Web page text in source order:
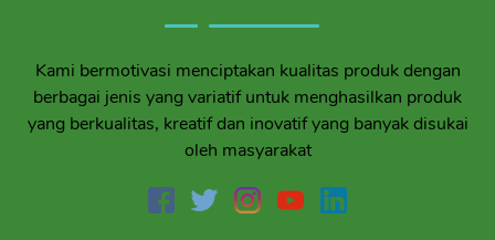
Kami bermotivasi menciptakan kualitas produk dengan
berbagai jenis yang variatif untuk menghasilkan produk
yang berkualitas, kreatif dan inovatif yang banyak disukai
oleh masyarakat